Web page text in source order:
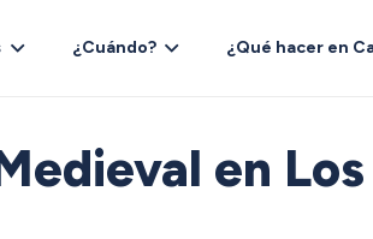
¿Cuándo? ¿Qué hacer en
en